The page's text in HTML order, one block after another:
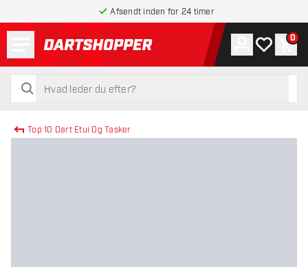
Afsendt inden for 24 timer
tilbage til forsiden
søg
søg
Konto
Min 0
Top 10 Dart Etui Og Tasker